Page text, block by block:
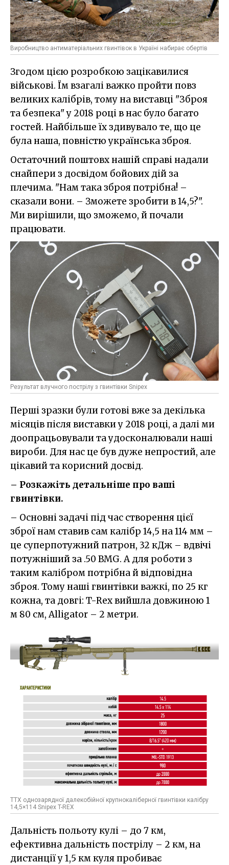
Виробництво антиматеріальних гвинтівок в Україні набирає обертів
Згодом цією розробкою зацікавилися
військові. Їм взагалі важко пройти повз
великих калібрів, тому на виставці "Зброя
та безпека" у 2018 році в нас було багато
гостей. Найбільше їх здивувало те, що це
була наша, повністю українська зброя.
Остаточний поштовх нашій справі надали
снайпери з досвідом бойових дій за
плечима. "Нам така зброя потрібна! –
сказали вони. – Зможете зробити в 14,5?".
Ми вирішили, що зможемо, й почали
працювати.
Результат влучного пострілу з гвинтівки Snipex
Перші зразки були готові вже за декілька
місяців після виставки у 2018 році, а далі ми
доопрацьовували та удосконалювали наші
вироби. Для нас це був дуже непростий, але
цікавий та корисний досвід.
– Розкажіть детальніше про ваші
гвинтівки.
– Основні задачі під час створення цієї
зброї нам ставив сам калібр 14,5 на 114 мм –
це суперпотужний патрон, 32 кДж – вдвічі
потужніший за .50 BMG. А для роботи з
таким калібром потрібна й відповідна
зброя. Тому наші гвинтівки важкі, по 25 кг
кожна, та довгі: T-Rex вийшла довжиною 1
м 80 см, Alligator – 2 метри.
ТТХ однозарядної далекобійної крупнокаліберної гвинтівки калібру
14,5×114 Snipex T-REX
Дальність польоту кулі – до 7 км,
ефективна дальність пострілу – 2 км, на
дистанції у 1,5 км куля пробиває